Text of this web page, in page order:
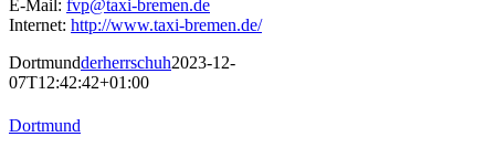
E-Mail: fvp@taxi-bremen.de
Internet: http://www.taxi-bremen.de/
Dortmundderherrschuh2023-12-
07T12:42:42+01:00
Dortmund